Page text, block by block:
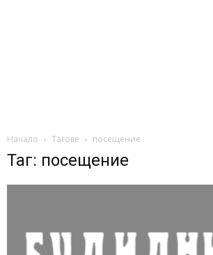
Начало Тагове посещение
Таг: посещение